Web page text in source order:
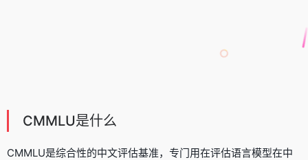
CMMLU是什么
CMMLU是综合性的中文评估基准，专门用在评估语言模型在中